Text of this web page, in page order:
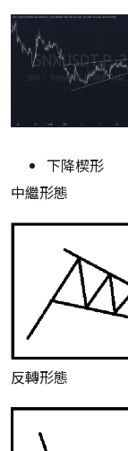
下降楔形
中繼形態
反轉形態